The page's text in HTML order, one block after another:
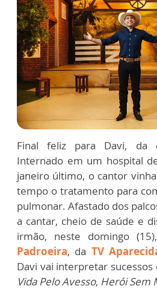
Final feliz para Davi, da
Internado em um hospital
janeiro último, o cantor
tempo o tratamento para
pulmonar. Afastado dos
a cantar, cheio de saúde e
irmão, neste domingo
Padroeira, da TV
Davi vai interpretar sucessos
Vida Pelo Avesso, Herói Sem